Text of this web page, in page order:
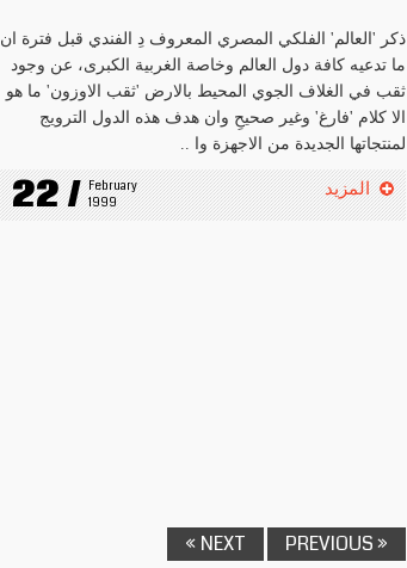
ذكر 'العالم' الفلكي المصري المعروف دِ الفندي قبل فترة ان
ما تدعيه كافة دول العالم وخاصة الغربية الكبرى، عن وجود
ثقب في الغلاف الجوي المحيط بالارض 'ثقب الاوزون' ما هو
الا كلام 'فارغ' وغير صحيحِ وان هدف هذه الدول الترويج
لمنتجاتها الجديدة من الاجهزة وا ..
22 / February
1999
المزيد
« PREVIOUS
NEXT »